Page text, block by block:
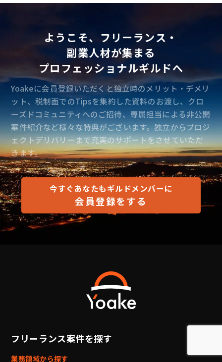
ようこそ、フリーランス・
副業人材が集まる
プロフェッショナルギルドへ
Yoakeに会員登録いただくと独立時のメリット・デメリ
ット、税制面でのTipsを集約した資料のお渡し、クロ
ーズドコミュニティへのご招待、専属担当による非公開
案件紹介など様々な特典がございます。独立からプロジ
ェクトデリバリーまで充実のサポートをさせていただ
きます。
今すぐあなたもギルドメンバーに
会員登録をする
フリーランス案件を探す
業務領域から探す